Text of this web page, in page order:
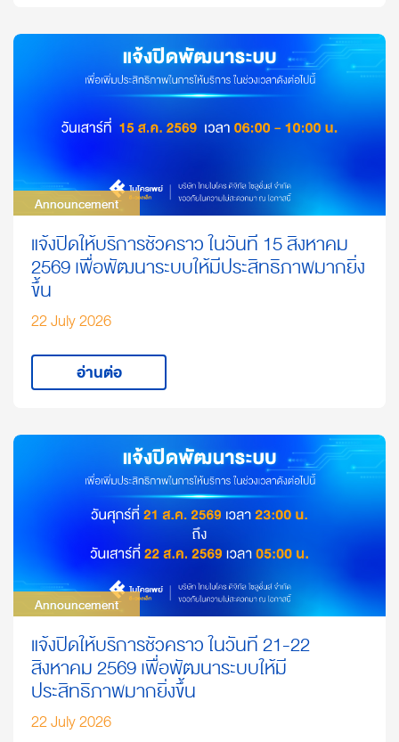
Announcement
Announcement
แจ้งปิดให้บริการชั่วคราว ในวันที่ 15 สิงหาคม
2569 เพื่อพัฒนาระบบให้มีประสิทธิภาพมากยิ่ง
ขึ้น
22 July 2026
อ่านต่อ
Announcement
Announcement
แจ้งปิดให้บริการชั่วคราว ในวันที่ 21-22
สิงหาคม 2569 เพื่อพัฒนาระบบให้มี
ประสิทธิภาพมากยิ่งขึ้น
22 July 2026